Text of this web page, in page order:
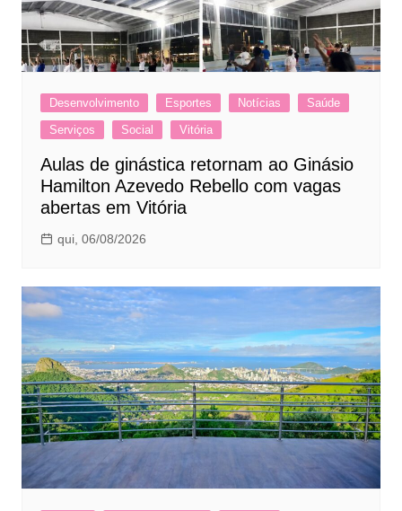
Desenvolvimento Esportes Notícias
Saúde
Serviços
Social Vitória
Aulas de ginástica retornam ao Ginásio
Hamilton Azevedo Rebello com vagas
abertas em Vitória
qui, 06/08/2026